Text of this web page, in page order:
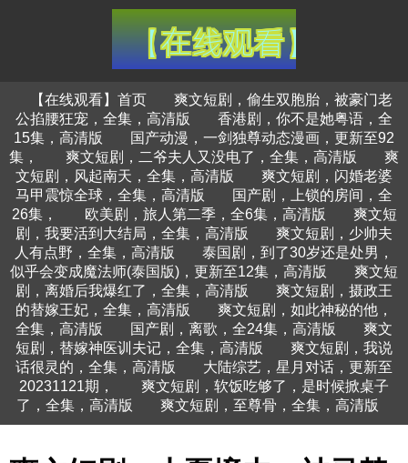
【在线观看】首页
爽文短剧，偷生双胞胎，被豪门老
公掐腰狂宠，全集，高清版
香港剧，你不是她粤语，全
15集，高清版
国产动漫，一剑独尊动态漫画，更新至92
集，
爽文短剧，二爷夫人又没电了，全集，高清版
爽
文短剧，风起南天，全集，高清版
爽文短剧，闪婚老婆
马甲震惊全球，全集，高清版
国产剧，上锁的房间，全
26集，
欧美剧，旅人第二季，全6集，高清版
爽文短
剧，我要活到大结局，全集，高清版
爽文短剧，少帅夫
人有点野，全集，高清版
泰国剧，到了30岁还是处男，
似乎会变成魔法师(泰国版)，更新至12集，高清版
爽文短
剧，离婚后我爆红了，全集，高清版
爽文短剧，摄政王
的替嫁王妃，全集，高清版
爽文短剧，如此神秘的他，
全集，高清版
国产剧，离歌，全24集，高清版
爽文
短剧，替嫁神医训夫记，全集，高清版
爽文短剧，我说
话很灵的，全集，高清版
大陆综艺，星月对话，更新至
20231121期，
爽文短剧，软饭吃够了，是时候掀桌子
了，全集，高清版
爽文短剧，至尊骨，全集，高清版